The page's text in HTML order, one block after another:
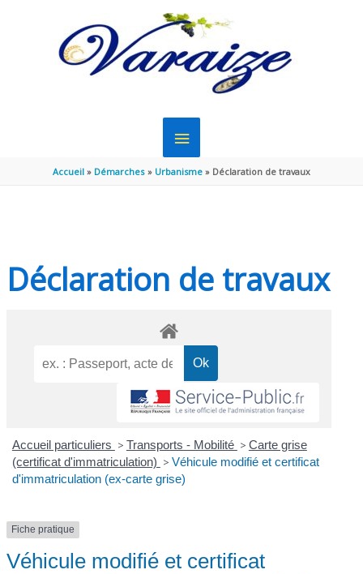
MENU
PRINCIPAL
Accueil Démarches Urbanisme Déclaration de travaux
Déclaration de travaux
Accueil particuliers > Transports - Mobilité > Carte grise
(certificat d'immatriculation) > Véhicule modifié et certificat
d'immatriculation (ex-carte grise)
Fiche pratique
Véhicule modifié et certificat